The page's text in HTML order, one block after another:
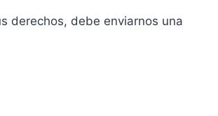
derechos, debe enviarnos una